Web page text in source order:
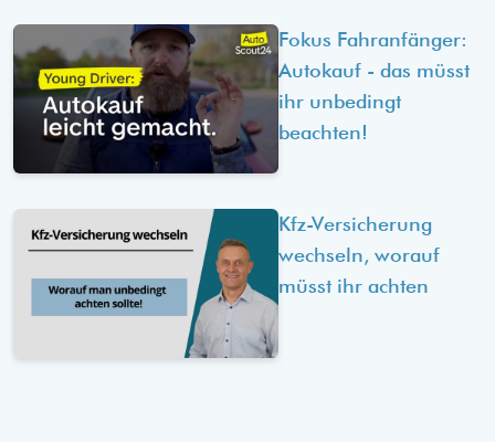
Fokus Fahranfänger:
Autokauf - das müsst
ihr unbedingt
beachten!
Kfz-Versicherung
wechseln, worauf
müsst ihr achten